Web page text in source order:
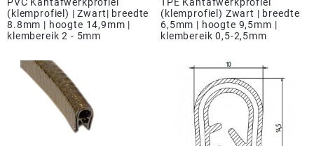
(klemprofiel) | Zwart| breedte
8.8mm | hoogte 14,9mm |
klembereik 2 - 5mm
(klemprofiel) Zwart | breedte
6,5mm | hoogte 9,5mm |
klembereik 0,5-2,5mm